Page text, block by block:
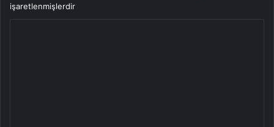
işaretlenmişlerdir